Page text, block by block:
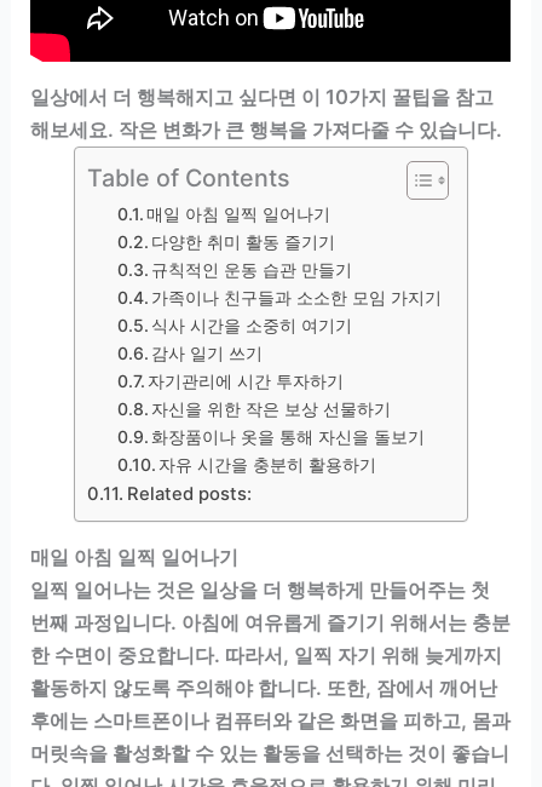
일상에서 더 행복해지고 싶다면 이 10가지 꿀팁을 참고
해보세요. 작은 변화가 큰 행복을 가져다줄 수 있습니다.
Table of Contents
매일 아침 일찍 일어나기
다양한 취미 활동 즐기기
규칙적인 운동 습관 만들기
가족이나 친구들과 소소한 모임 가지기
식사 시간을 소중히 여기기
감사 일기 쓰기
자기관리에 시간 투자하기
자신을 위한 작은 보상 선물하기
화장품이나 옷을 통해 자신을 돌보기
자유 시간을 충분히 활용하기
Related posts:
매일 아침 일찍 일어나기
일찍 일어나는 것은 일상을 더 행복하게 만들어주는 첫
번째 과정입니다. 아침에 여유롭게 즐기기 위해서는 충분
한 수면이 중요합니다. 따라서, 일찍 자기 위해 늦게까지
활동하지 않도록 주의해야 합니다. 또한, 잠에서 깨어난
후에는 스마트폰이나 컴퓨터와 같은 화면을 피하고, 몸과
머릿속을 활성화할 수 있는 활동을 선택하는 것이 좋습니